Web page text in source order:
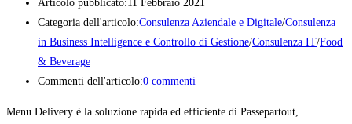
Articolo pubblicato:11 Febbraio 2021
Categoria dell'articolo:Consulenza Aziendale e Digitale/Consulenza
in Business Intelligence e Controllo di Gestione/Consulenza IT/Food
& Beverage
Commenti dell'articolo:0 commenti
Menu Delivery è la soluzione rapida ed efficiente di Passepartout,